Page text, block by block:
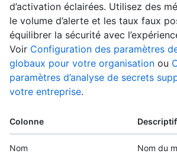
d’activation éclairées. Utilisez des
le volume d’alerte et les taux faux
équilibrer la sécurité avec
Voir Configuration des paramètres
globaux pour votre organisation ou
paramètres d’analyse de secrets
votre entreprise.
Colonne Descriptif
Nom Nom du